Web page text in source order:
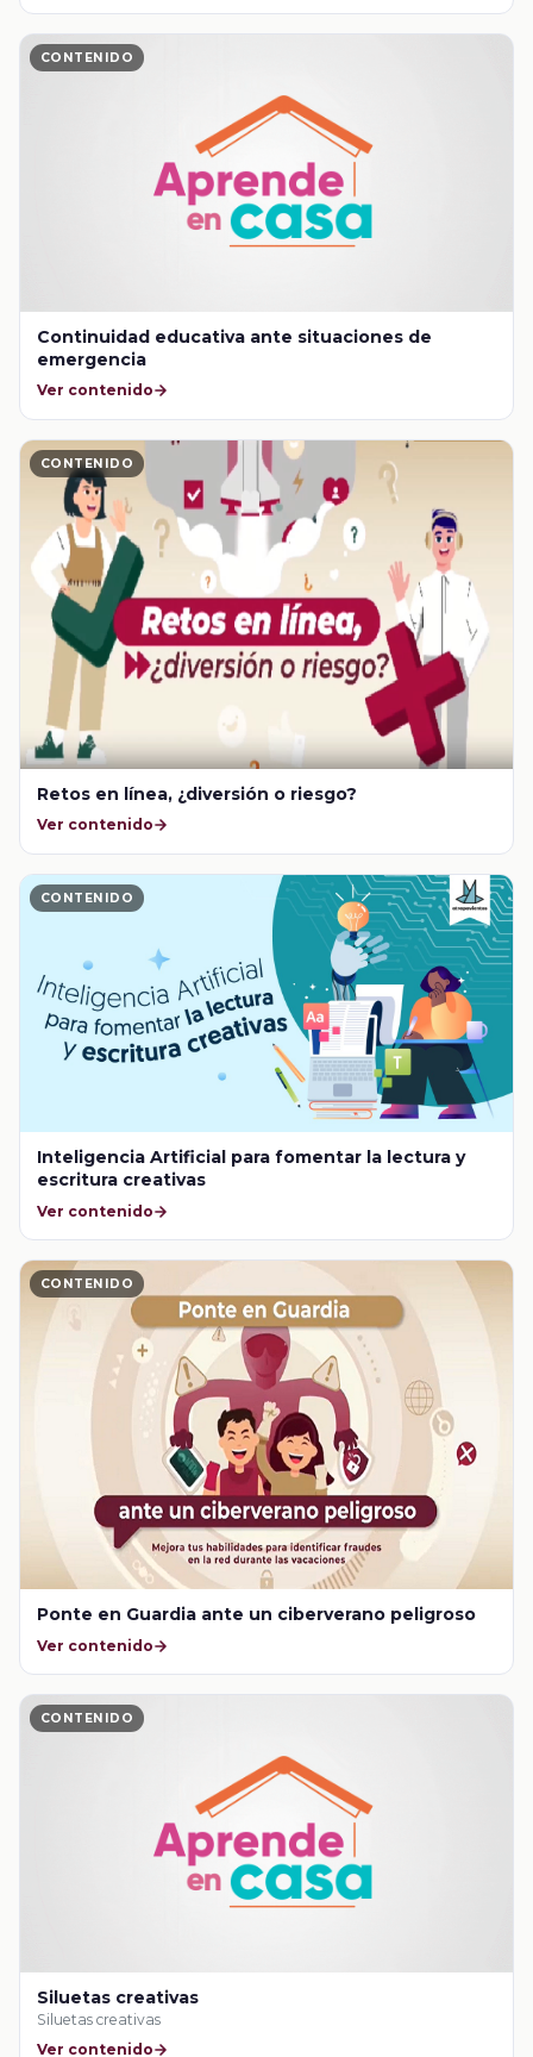
CONTENIDO
Continuidad educativa ante situaciones de
emergencia
Ver contenido
CONTENIDO
Retos en línea, ¿diversión o riesgo?
Ver contenido
CONTENIDO
Inteligencia Artificial para fomentar la lectura y
escritura creativas
Ver contenido
CONTENIDO
Ponte en Guardia ante un ciberverano peligroso
Ver contenido
CONTENIDO
Siluetas creativas
Siluetas creativas
Ver contenido